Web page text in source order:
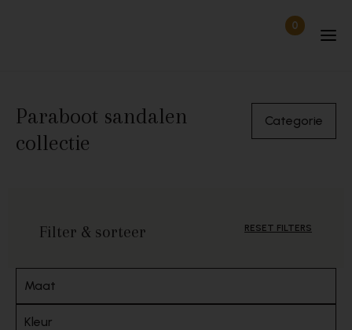
0Items in
Paraboot sandalen
collectie
Categorie
Filter & sorteer RESET FILTERS
Maat
Kleur